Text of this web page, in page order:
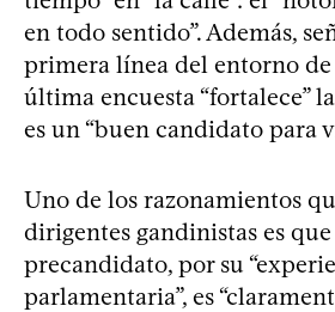
en todo sentido”. Además,
primera línea del entorno de
última encuesta “fortalece”
es un “buen candidato para
Uno de los razonamientos
dirigentes gandinistas es
precandidato, por su
parlamentaria”, es